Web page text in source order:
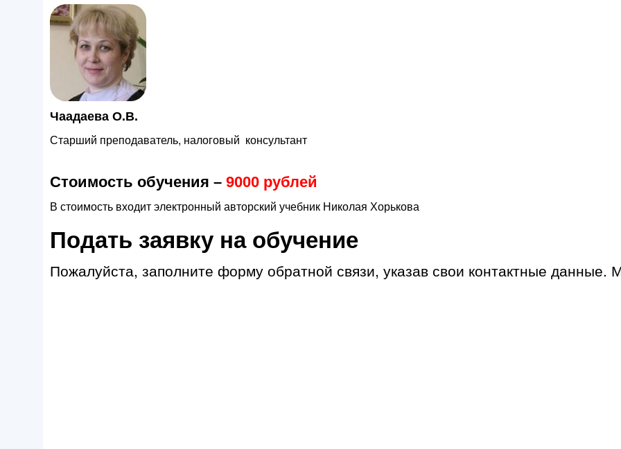
Чаадаева О.В.
Старший преподаватель, налоговый консультант
Стоимость обучения – 9000 рублей
В стоимость входит электронный авторский учебник Николая Хорькова
Подать заявку на обучение
Пожалуйста, заполните форму обратной связи, указав свои контактные